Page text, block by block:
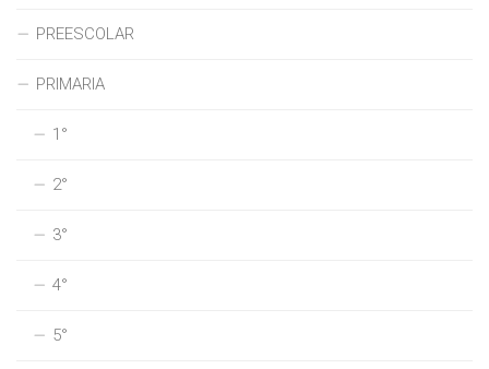
PREESCOLAR
PRIMARIA
1°
2°
3°
4°
5°